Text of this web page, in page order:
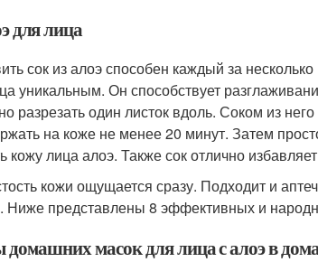
для лица
сок из алоэ способен каждый за
уникальным. Он способствует
разрезать один листок вдоль. Соком из
на коже не менее 20 минут. Затем
кожу лица алоэ. Также сок отлично
кожи ощущается сразу. Подходит и
Ниже представлены 8 эффективных и
домашних масок для лица с алоэ в